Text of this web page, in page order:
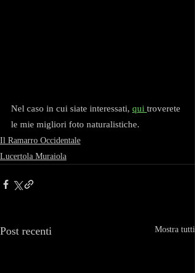
Nel caso in cui siate interessati, qui troverete
le mie migliori foto naturalistiche.
Il Ramarro Occidentale
Lucertola Muraiola
Post recenti Mostra tutti